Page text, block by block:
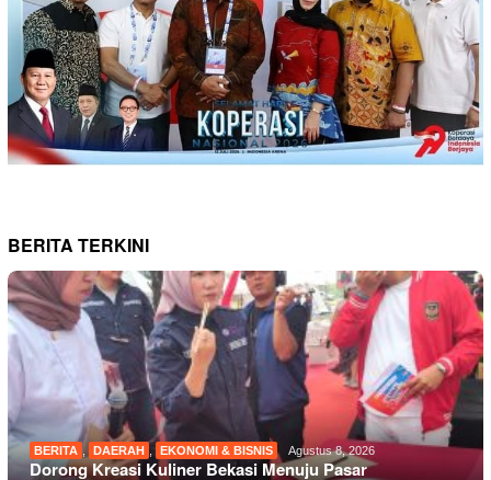
BERITA TERKINI
BERITA , DAERAH EKONOMI & BISNIS Agustus 8, 2026
Dorong Kreasi Kuliner Bekasi Menuju Pasar